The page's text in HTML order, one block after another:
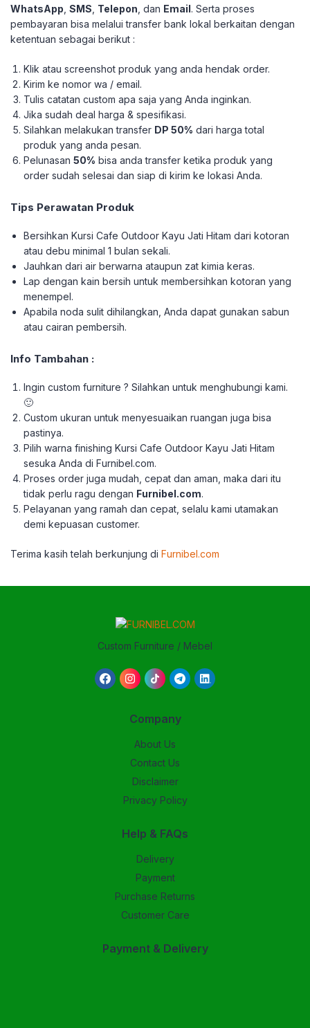
WhatsApp SMS Telepon , dan Email. Serta proses
pembayaran bisa melalui transfer bank lokal berkaitan dengan
ketentuan sebagai berikut :
Klik atau screenshot produk yang anda hendak order.
Kirim ke nomor wa / email.
Tulis catatan custom apa saja yang Anda inginkan.
Jika sudah deal harga & spesifikasi.
Silahkan melakukan transfer DP 50% dari harga total
produk yang anda pesan.
Pelunasan50% bisa anda transfer ketika produk yang
order sudah selesai dan siap di kirim ke lokasi Anda.
Tips Perawatan Produk
Bersihkan Kursi Cafe Outdoor Kayu Jati Hitam dari kotoran
atau debu minimal 1 bulan sekali.
Jauhkan dari air berwarna ataupun zat kimia keras.
Lap dengan kain bersih untuk membersihkan kotoran yang
menempel.
Apabila noda sulit dihilangkan, Anda dapat gunakan sabun
atau cairan pembersih.
Info Tambahan :
Ingin custom furniture ? Silahkan untuk menghubungi kami.
🙂
Custom ukuran untuk menyesuaikan ruangan juga bisa
pastinya.
Pilih warna finishing Kursi Cafe Outdoor Kayu Jati Hitam
sesuka Anda di Furnibel.com.
Proses order juga mudah, cepat dan aman, maka dari itu
tidak perlu ragu dengan Furnibel.com.
Pelayanan yang ramah dan cepat, selalu kami utamakan
demi kepuasan customer.
Terima kasih telah berkunjung di Furnibel.com
Custom Furniture / Mebel
Company
About Us
Contact Us
Disclaimer
Privacy Policy
Help & FAQs
Delivery
Payment
Purchase Returns
Customer Care
Payment & Delivery